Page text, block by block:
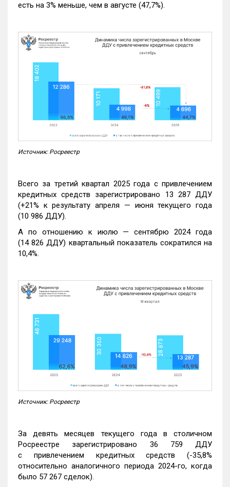
есть на 3% меньше, чем в августе (47,7%).
Источник: Росреестр
Всего за третий квартал 2025 года с привлечением
кредитных средств зарегистрировано 13 287 ДДУ
(+21% к результату апреля — июня текущего года
(10 986 ДДУ).
А по отношению к июлю — сентябрю 2024 года
(14 826 ДДУ) квартальный показатель сократился на
10,4%.
Источник: Росреестр
За девять месяцев текущего года в столичном
Росреестре зарегистрировано 36 759 ДДУ
с привлечением кредитных средств (-35,8%
относительно аналогичного периода 2024-го, когда
было 57 267 сделок).